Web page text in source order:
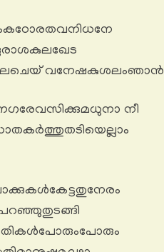
വനേഷകുശലംഞാൻ
നീ